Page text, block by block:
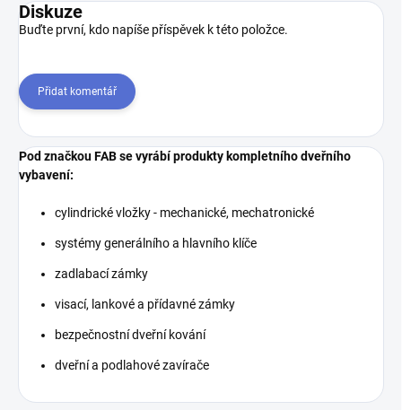
Diskuze
Buďte první, kdo napíše příspěvek k této položce.
Přidat komentář
Pod značkou FAB se vyrábí produkty kompletního dveřního
vybavení:
cylindrické vložky - mechanické, mechatronické
systémy generálního a hlavního klíče
zadlabací zámky
visací, lankové a přídavné zámky
bezpečnostní dveřní kování
dveřní a podlahové zavírače